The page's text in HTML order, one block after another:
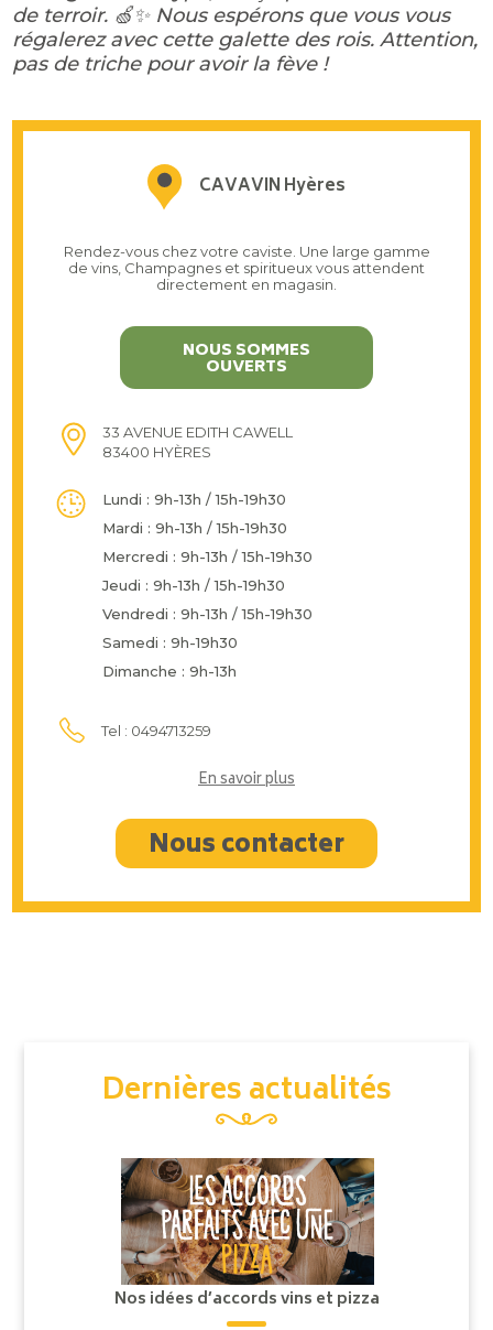
de terroir. 🍏✨ Nous espérons que vous vous
régalerez avec cette galette des rois. Attention,
pas de triche pour avoir la fève !
CAVAVIN Hyères
Rendez-vous chez votre caviste. Une large gamme
de vins, Champagnes et spiritueux vous attendent
directement en magasin.
NOUS SOMMES
OUVERTS
33 AVENUE EDITH CAWELL
83400 HYÈRES
Lundi : 9h-13h / 15h-19h30
Mardi : 9h-13h / 15h-19h30
Mercredi : 9h-13h / 15h-19h30
Jeudi : 9h-13h / 15h-19h30
Vendredi : 9h-13h / 15h-19h30
Samedi : 9h-19h30
Dimanche : 9h-13h
Tel : 0494713259
En savoir plus
Nous contacter
Dernières actualités
Nos idées d’accords vins et pizza